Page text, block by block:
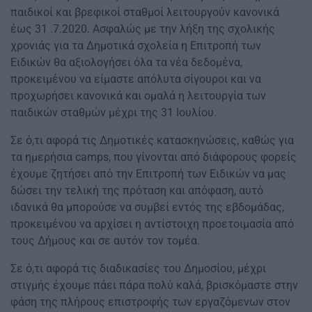
παιδικοί και βρεφικοί σταθμοί λειτουργούν κανονικά
έως 31 .7.2020. Ασφαλώς με την λήξη της σχολικής
χρονιάς για τα Δημοτικά σχολεία η Επιτροπή των
Ειδικών θα αξιολογήσει όλα τα νέα δεδομένα,
προκειμένου να είμαστε απόλυτα σίγουροι και να
προχωρήσει κανονικά και ομαλά η λειτουργία των
παιδικών σταθμών μέχρι της 31 Ιουλίου.
Σε ό,τι αφορά τις Δημοτικές κατασκηνώσεις, καθώς για
τα ημερήσια camps, που γίνονται από διάφορους φορείς
έχουμε ζητήσει από την Επιτροπή των Ειδικών να μας
δώσει την τελική της πρόταση και απόφαση, αυτό
ιδανικά θα μπορούσε να συμβεί εντός της εβδομάδας,
προκειμένου να αρχίσει η αντίστοιχη προετοιμασία από
τους Δήμους και σε αυτόν τον τομέα.
Σε ό,τι αφορά τις διαδικασίες του Δημοσίου, μέχρι
στιγμής έχουμε πάει πάρα πολύ καλά, βρισκόμαστε στην
φάση της πλήρους επιστροφής των εργαζόμενων στον